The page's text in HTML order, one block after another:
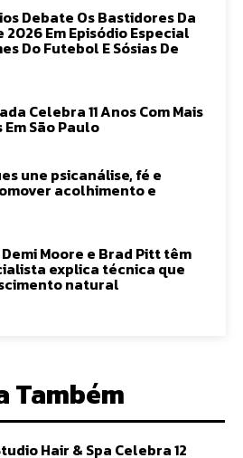
Debate Os Bastidores Da
2026 Em Episódio Especial
Do Futebol E Sósias De
Celebra 11 Anos Com Mais
São Paulo
une psicanálise, fé e
acolhimento e
Moore e Brad Pitt têm
explica técnica que
natural
Também
Hair & Spa Celebra 12